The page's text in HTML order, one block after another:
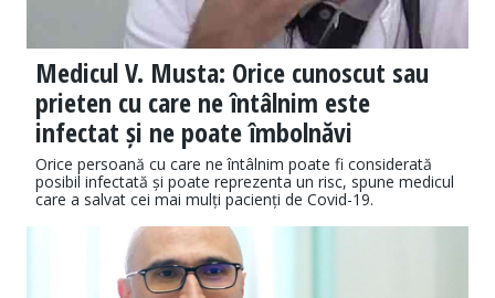
Medicul V. Musta: Orice cunoscut sau
prieten cu care ne întâlnim este
infectat și ne poate îmbolnăvi
Orice persoană cu care ne întâlnim poate fi considerată
posibil infectată și poate reprezenta un risc, spune medicul
care a salvat cei mai mulți pacienți de Covid-19.